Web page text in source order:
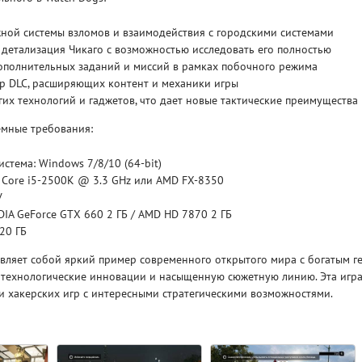
системы взломов и взаимодействия с городскими системами
Чикаго с возможностью исследовать его полностью
заданий и миссий в рамках побочного режима
расширяющих контент и механики игры
технологий и гаджетов, что дает новые тактические преимущества
требования:
Windows 7/8/10 (64-bit)
i5-2500K @ 3.3 GHz или AMD FX-8350
GeForce GTX 660 2 ГБ / AMD HD 7870 2 ГБ
ГБ
собой яркий пример современного открытого мира с богатым
инновации и насыщенную сюжетную линию. Эта
игр с интересными стратегическими возможностями.
Рейтинг
3.1/ 5.0 4 Гб
V RISING V